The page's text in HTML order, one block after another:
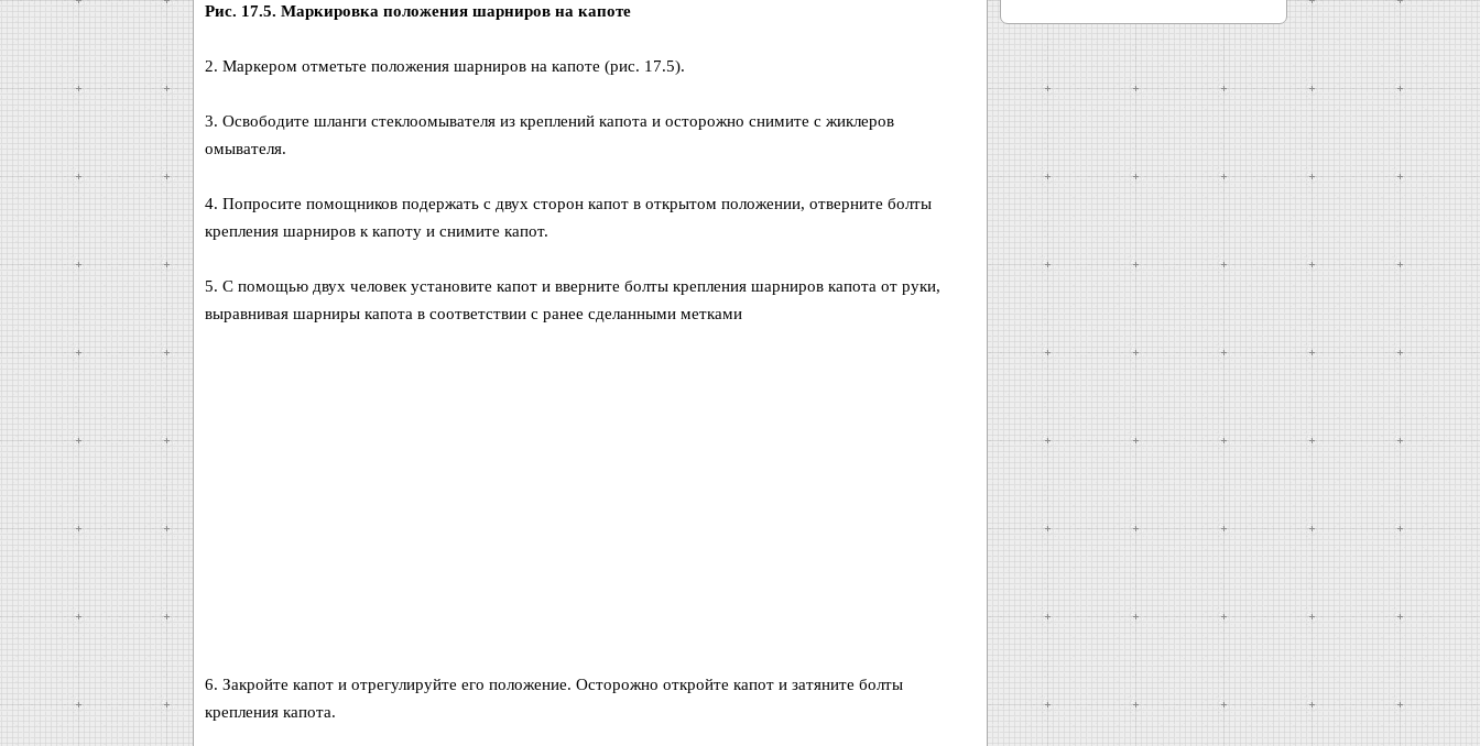
Рис. 17.5. Маркировка положения шарниров на капоте
2. Маркером отметьте положения шарниров на капоте (рис. 17.5).
3. Освободите шланги стеклоомывателя из креплений капота и осторожно снимите с жиклеров
омывателя.
4. Попросите помощников подержать с двух сторон капот в открытом положении, отверните болты
крепления шарниров к капоту и снимите капот.
5. С помощью двух человек установите капот и вверните болты крепления шарниров капота от руки,
выравнивая шарниры капота в соответствии с ранее сделанными метками
6. Закройте капот и отрегулируйте его положение. Осторожно откройте капот и затяните болты
крепления капота.